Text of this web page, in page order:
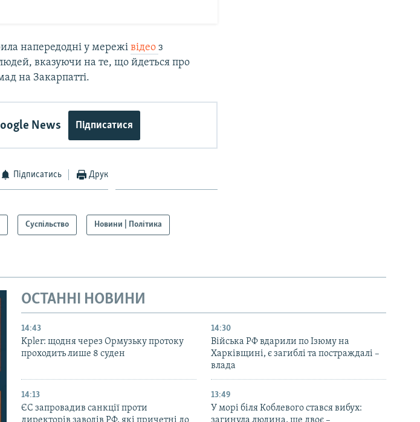
напередодні у мережівідеоз
вказуючи на те, що йдеться про
на Закарпатті.
News Підписатися
Підписатись Друк
Суспільство Новини | Політика
ОСТАННІ НОВИНИ
14:43
Kpler: щодня через Ормузьку протоку
проходить лише 8 суден
14:30
Війська РФ вдарили по Ізюму на
Харківщині, є загиблі та постраждалі –
влада
14:13
ЄС запровадив санкції проти
директорів заводів РФ, які причетні до
13:49
У морі біля Коблевого стався вибух:
загинула людина, ще двоє –